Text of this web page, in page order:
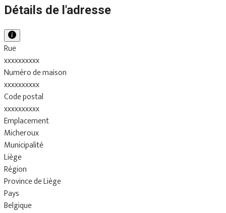
Détails de l'adresse
Rue
xxxxxxxxxx
Numéro de maison
xxxxxxxxxx
Code postal
xxxxxxxxxx
Emplacement
Micheroux
Municipalité
Liège
Région
Province de Liège
Pays
Belgique